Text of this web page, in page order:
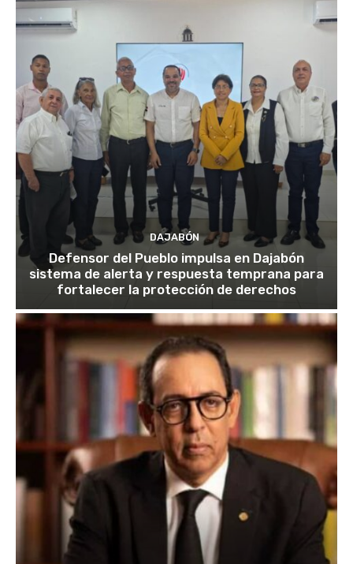
DAJABÓN
Defensor del Pueblo impulsa en Dajabón
sistema de alerta y respuesta temprana para
fortalecer la protección de derechos